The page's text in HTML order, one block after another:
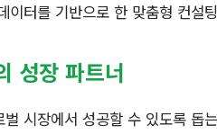
이터를 기반으로 한 맞춤형 컨설
성장 파트너
시장에서 성공할 수 있도록 돕